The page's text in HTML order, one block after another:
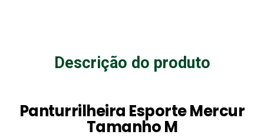
Descrição do produto
Panturrilheira Esporte Mercur
Tamanho M